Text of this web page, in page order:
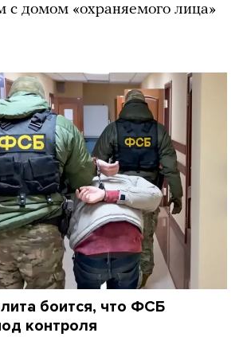
с домом «охраняемого лица»
боится, что ФСБ
контроля